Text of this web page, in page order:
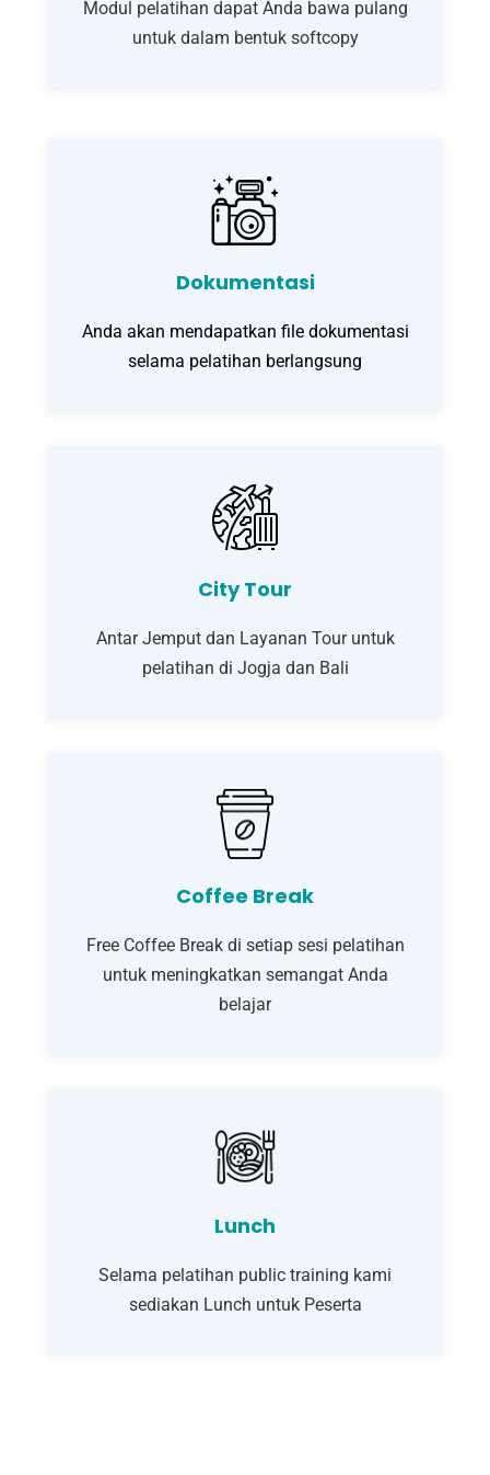
Modul pelatihan dapat Anda bawa pulang
untuk dalam bentuk softcopy
Dokumentasi
Anda akan mendapatkan file dokumentasi
selama pelatihan berlangsung
City Tour
Antar Jemput dan Layanan Tour untuk
pelatihan di Jogja dan Bali
Coffee Break
Free Coffee Break di setiap sesi pelatihan
untuk meningkatkan semangat Anda
belajar
Lunch
Selama pelatihan public training kami
sediakan Lunch untuk Peserta